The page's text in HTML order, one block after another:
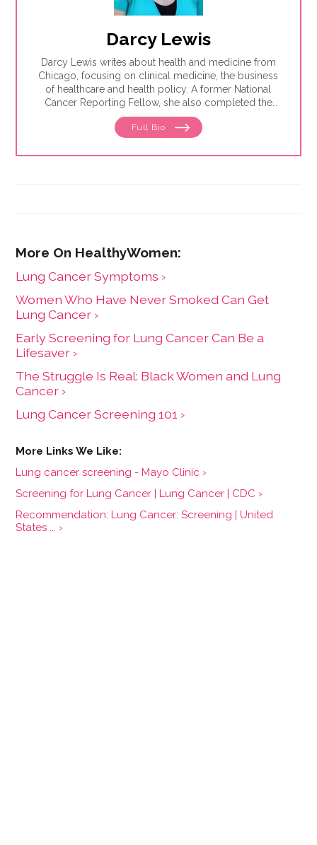
Darcy Lewis
Darcy Lewis writes about health and medicine from
Chicago, focusing on clinical medicine, the business
of healthcare and health policy. A former National
Cancer Reporting Fellow, she also completed the
Medicine in the Media Fellowship at Dartmouth
College in Summer 2024.
Full Bio
Lung Cancer Symptoms ›
Women Who Have Never Smoked Can Get
Lung Cancer ›
Early Screening for Lung Cancer Can Be a
Lifesaver ›
The Struggle Is ​Real​: Black Women and Lung
Cancer ›
Lung Cancer Screening 101 ›
Lung cancer screening - Mayo Clinic ›
Screening for Lung Cancer | Lung Cancer | CDC ›
Recommendation: Lung Cancer: Screening | United
States ... ›